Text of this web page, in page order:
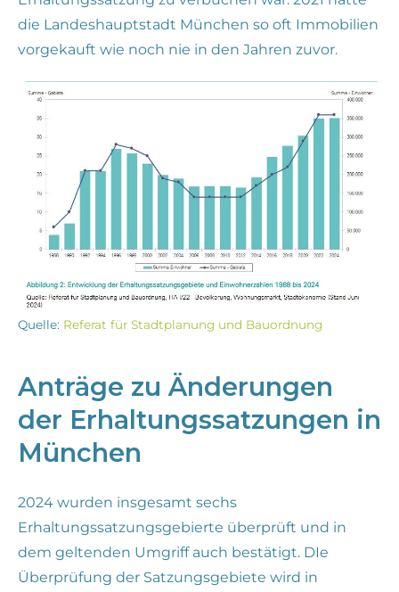
die Landeshauptstadt München so oft Immobilien
vorgekauft wie noch nie in den Jahren zuvor.
Quelle: Referat für Stadtplanung und Bauordnung
Anträge zu Änderungen
der Erhaltungssatzungen in
München
2024 wurden insgesamt sechs
Erhaltungssatzungsgebierte überprüft und in
dem geltenden Umgriff auch bestätigt. DIe
Überprüfung der Satzungsgebiete wird in